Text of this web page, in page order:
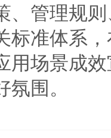
、管理规
标准体系
用场景成
围。